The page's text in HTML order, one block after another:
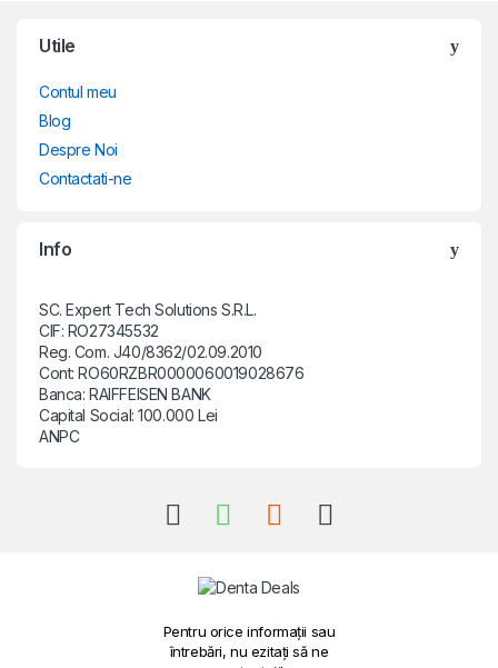
Utile
Contul meu
Blog
Despre Noi
Contactati-ne
Info
SC. Expert Tech Solutions S.R.L.
CIF: RO27345532
Reg. Com. J40/8362/02.09.2010
Cont: RO60RZBR0000060019028676
Banca: RAIFFEISEN BANK
Capital Social: 100.000 Lei
ANPC
Pentru orice informații sau
întrebări, nu ezitați să ne